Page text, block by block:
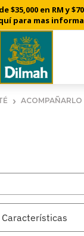
$35,000 en RM y
para mas
›